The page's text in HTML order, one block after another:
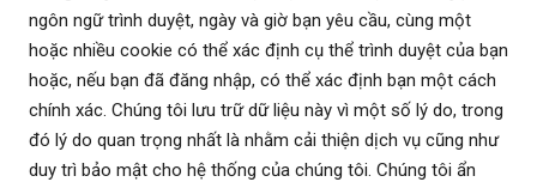
ngôn ngữ trình duyệt, ngày và giờ bạn yêu cầu, cùng một
hoặc nhiều cookie có thể xác định cụ thể trình duyệt của bạn
hoặc, nếu bạn đã đăng nhập, có thể xác định bạn một cách
chính xác. Chúng tôi lưu trữ dữ liệu này vì một số lý do, trong
đó lý do quan trọng nhất là nhằm cải thiện dịch vụ cũng như
duy trì bảo mật cho hệ thống của chúng tôi. Chúng tôi ẩn